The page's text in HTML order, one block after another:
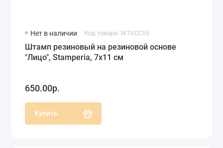
Нет в наличии Код товара: WTKCC55
Штамп резиновый на резиновой основе
"Лицо", Stamperia, 7х11 см
650.00р.
Купить